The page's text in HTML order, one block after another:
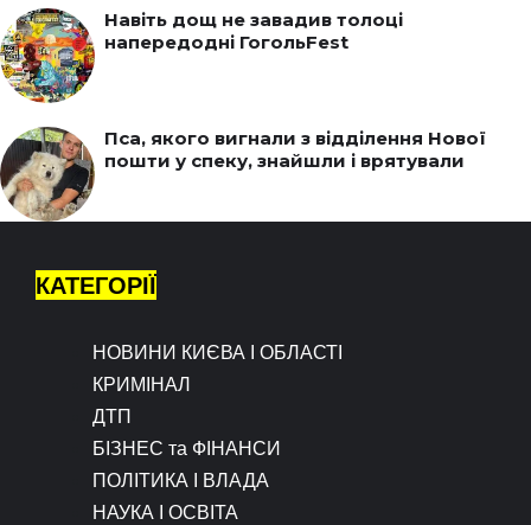
Навіть дощ не завадив толоці
напередодні ГогольFest
Пса, якого вигнали з відділення Нової
пошти у спеку, знайшли і врятували
КАТЕГОРІЇ
НОВИНИ КИЄВА І ОБЛАСТІ
КРИМІНАЛ
ДТП
БІЗНЕС та ФІНАНСИ
ПОЛІТИКА І ВЛАДА
НАУКА І ОСВІТА